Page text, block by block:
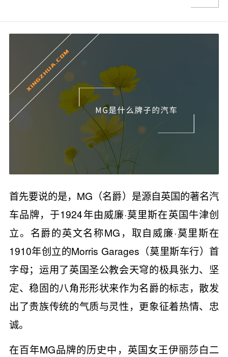
首先要说的是，MG（名爵）是源自英国的著名汽
车品牌，于1924年由威廉·莫里斯在英国牛津创
立。名爵的英文名称MG，取自威廉·莫里斯在
1910年创立的Morris Garages（莫里斯车行）首
字母；运用了英国圣公教会天穹的极具张力、坚
定、稳固的八角形形状来作为名爵的标志，散发
出了贵族传统的气质与灵性，更象征着热情、忠
诚。
在百年MG品牌的历史中，英国女王伊丽莎白二